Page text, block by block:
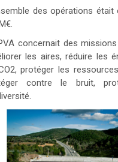
des opérations était
concernait des
les aires, réduire les
protéger les
contre le bruit,